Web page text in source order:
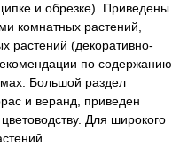
и обрезке). Приведены
комнатных растений,
растений (декоративно-
по содержанию
Большой раздел
и веранд, приведен
Для широкого